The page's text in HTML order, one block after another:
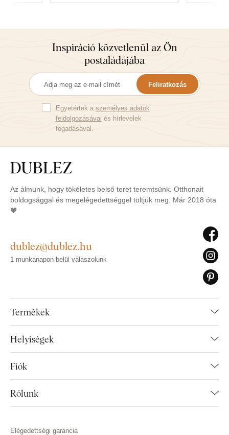
Inspiráció közvetlenül az Ön
postaládájába
Feliratkozás
Egyetértek a személyes adatok
feldolgozásával és hírlevelek
fogadásával.
Az álmunk, hogy tökéletes belső teret teremtsünk. Otthonait
boldogsággal és megelégedettséggel töltjük meg. Már 2018 óta
🧡
Termékek
Helyiségek
Fiók
Rólunk
dublez@dublez.hu
1 munkanapon belül válaszolunk
Elégedettségi garancia